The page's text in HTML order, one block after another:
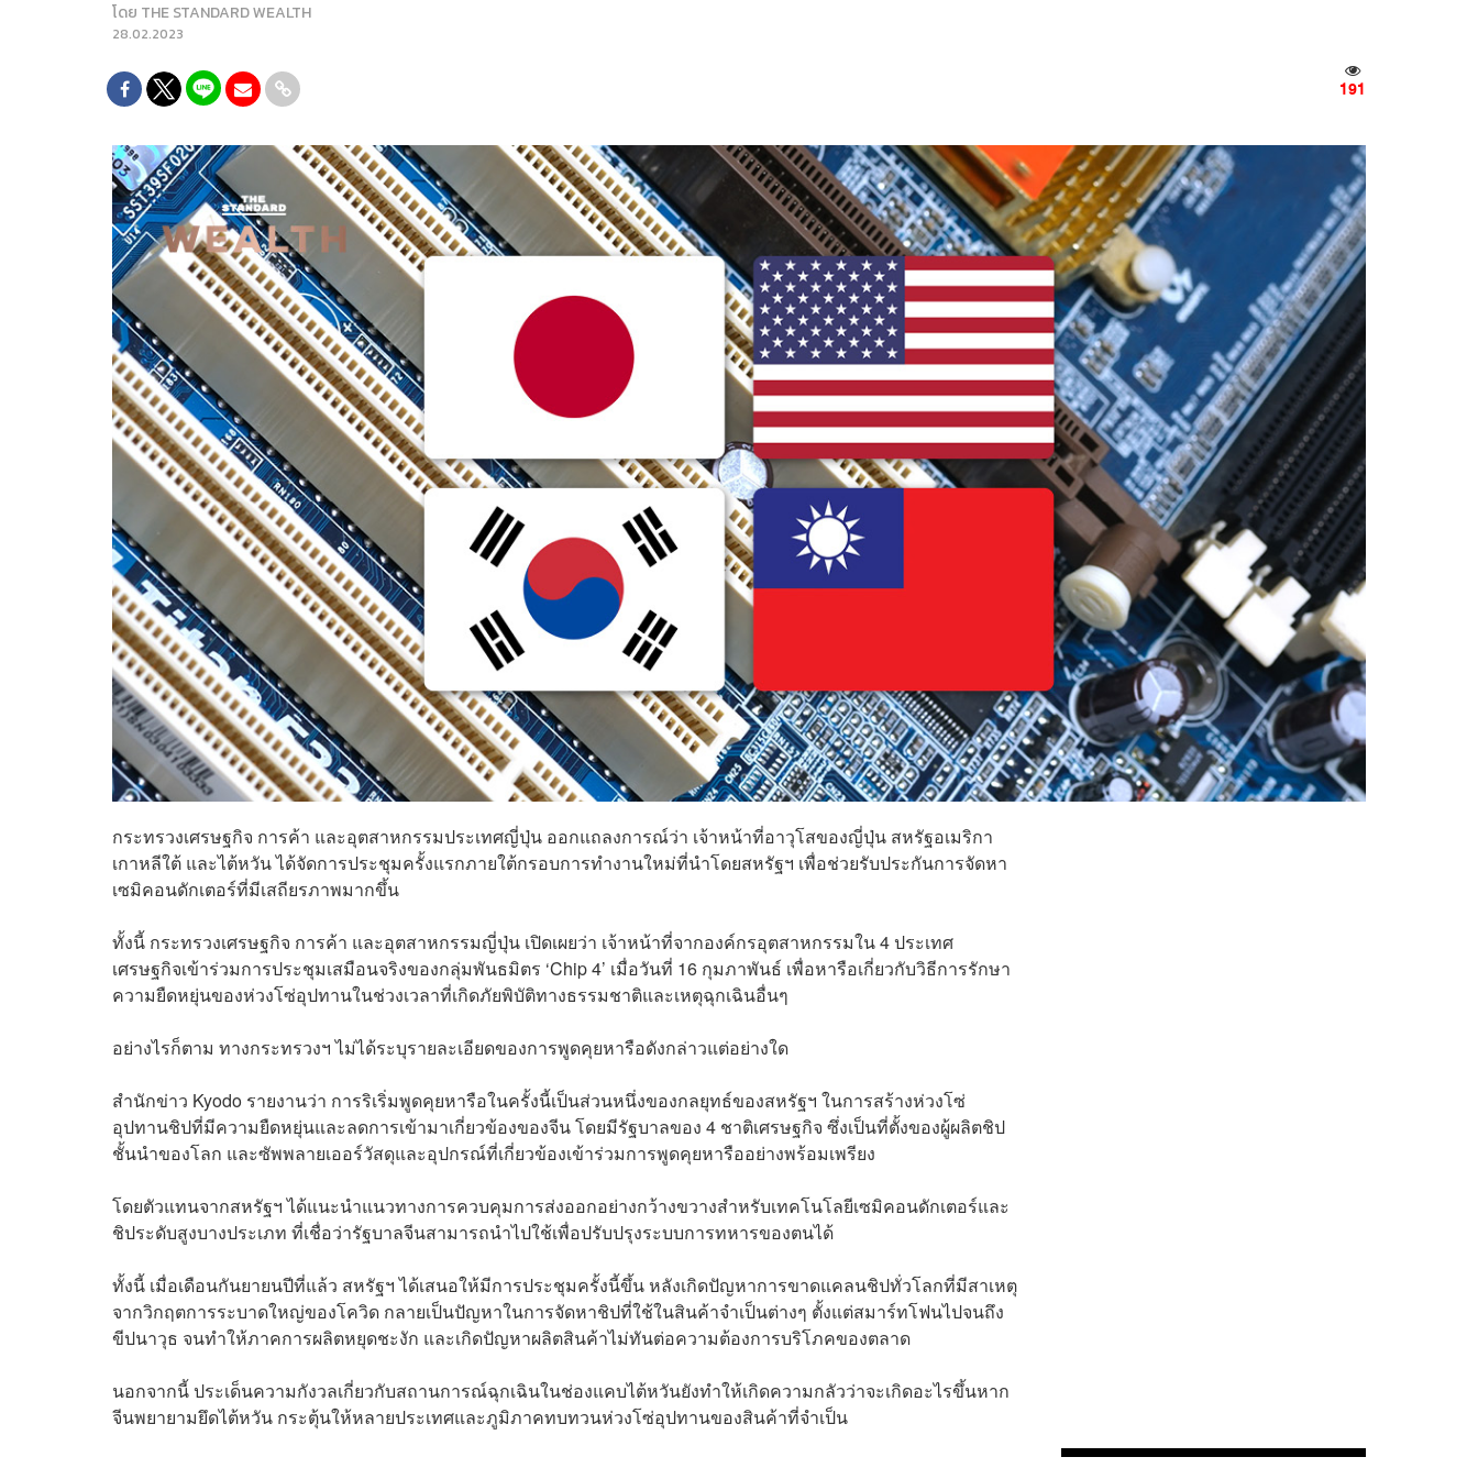
โดย THE STANDARD WEALTH
28.02.2023
191
กระทรวงเศรษฐกิจ การค้า และอุตสาหกรรมประเทศญี่ปุ่น ออกแถลงการณ์ว่า เจ้าหน้าที่อาวุโสของญี่ปุ่น สหรัฐอเมริกา
เกาหลีใต้ และไต้หวัน ได้จัดการประชุมครั้งแรกภายใต้กรอบการทำงานใหม่ที่นำโดยสหรัฐฯ เพื่อช่วยรับประกันการจัดหา
เซมิคอนดักเตอร์ที่มีเสถียรภาพมากขึ้น
ทั้งนี้ กระทรวงเศรษฐกิจ การค้า และอุตสาหกรรมญี่ปุ่น เปิดเผยว่า เจ้าหน้าที่จากองค์กรอุตสาหกรรมใน 4 ประเทศ
เศรษฐกิจเข้าร่วมการประชุมเสมือนจริงของกลุ่มพันธมิตร ‘Chip 4’ เมื่อวันที่ 16 กุมภาพันธ์ เพื่อหารือเกี่ยวกับวิธีการรักษา
ความยืดหยุ่นของห่วงโซ่อุปทานในช่วงเวลาที่เกิดภัยพิบัติทางธรรมชาติและเหตุฉุกเฉินอื่นๆ
อย่างไรก็ตาม ทางกระทรวงฯ ไม่ได้ระบุรายละเอียดของการพูดคุยหารือดังกล่าวแต่อย่างใด
สำนักข่าว Kyodo รายงานว่า การริเริ่มพูดคุยหารือในครั้งนี้เป็นส่วนหนึ่งของกลยุทธ์ของสหรัฐฯ ในการสร้างห่วงโซ่
อุปทานชิปที่มีความยืดหยุ่นและลดการเข้ามาเกี่ยวข้องของจีน โดยมีรัฐบาลของ 4 ชาติเศรษฐกิจ ซึ่งเป็นที่ตั้งของผู้ผลิตชิป
ชั้นนำของโลก และซัพพลายเออร์วัสดุและอุปกรณ์ที่เกี่ยวข้องเข้าร่วมการพูดคุยหารืออย่างพร้อมเพรียง
โดยตัวแทนจากสหรัฐฯ ได้แนะนำแนวทางการควบคุมการส่งออกอย่างกว้างขวางสำหรับเทคโนโลยีเซมิคอนดักเตอร์และ
ชิประดับสูงบางประเภท ที่เชื่อว่ารัฐบาลจีนสามารถนำไปใช้เพื่อปรับปรุงระบบการทหารของตนได้
ทั้งนี้ เมื่อเดือนกันยายนปีที่แล้ว สหรัฐฯ ได้เสนอให้มีการประชุมครั้งนี้ขึ้น หลังเกิดปัญหาการขาดแคลนชิปทั่วโลกที่มีสาเหตุ
จากวิกฤตการระบาดใหญ่ของโควิด กลายเป็นปัญหาในการจัดหาชิปที่ใช้ในสินค้าจำเป็นต่างๆ ตั้งแต่สมาร์ทโฟนไปจนถึง
ขีปนาวุธ จนทำให้ภาคการผลิตหยุดชะงัก และเกิดปัญหาผลิตสินค้าไม่ทันต่อความต้องการบริโภคของตลาด
นอกจากนี้ ประเด็นความกังวลเกี่ยวกับสถานการณ์ฉุกเฉินในช่องแคบไต้หวันยังทำให้เกิดความกลัวว่าจะเกิดอะไรขึ้นหาก
จีนพยายามยึดไต้หวัน กระตุ้นให้หลายประเทศและภูมิภาคทบทวนห่วงโซ่อุปทานของสินค้าที่จำเป็น